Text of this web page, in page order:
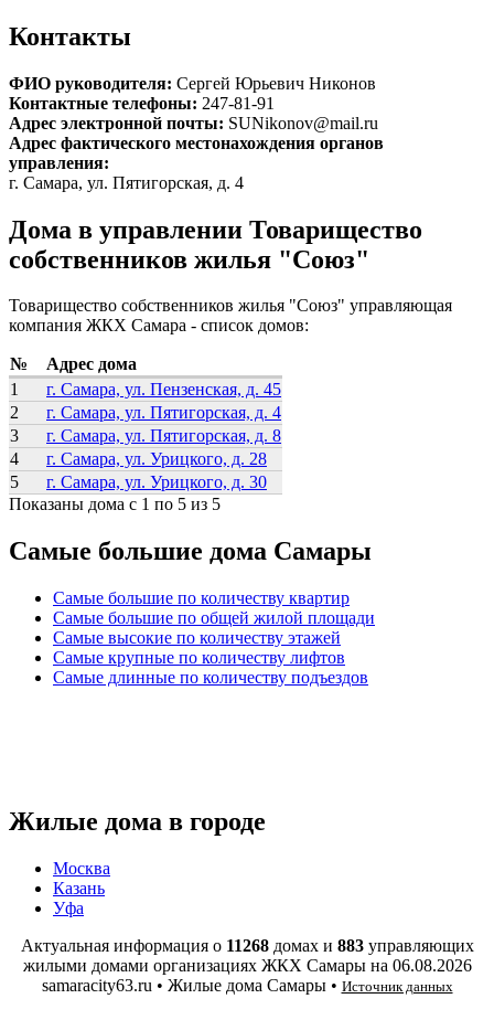
Контакты
ФИО руководителя: Сергей Юрьевич Никонов
Контактные телефоны: 247-81-91
Адрес электронной почты: SUNikonov@mail.ru
Адрес фактического местонахождения органов
управления:
г. Самара, ул. Пятигорская, д. 4
Дома в управлении Товарищество
собственников жилья "Союз"
Товарищество собственников жилья "Союз" управляющая
компания ЖКХ Самара - список домов:
№
Адрес дома
1
г. Самара, ул. Пензенская, д. 45
2
г. Самара, ул. Пятигорская, д. 4
3
г. Самара, ул. Пятигорская, д. 8
4
г. Самара, ул. Урицкого, д. 28
5
г. Самара, ул. Урицкого, д. 30
Показаны дома с 1 по 5 из 5
Самые большие дома Самары
Самые большие по количеству квартир
Самые большие по общей жилой площади
Самые высокие по количеству этажей
Самые крупные по количеству лифтов
Самые длинные по количеству подъездов
Жилые дома в городе
Москва
Казань
Уфа
Актуальная информация о 11268 домах и 883 управляющих
жилыми домами организациях ЖКХ Самары на 06.08.2026
samaracity63.ru • Жилые дома Самары • Источник данных